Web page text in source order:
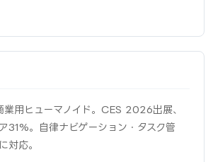
用ヒューマノイド。CES 2026出展、
31%。自律ナビゲーション・タスク管
対応。